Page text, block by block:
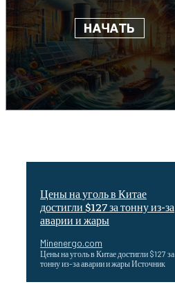
Цены на уголь в Китае
достигли $127 за тонну из-за
аварии и жары
Minenergo.com
Цены на уголь в Китае достигли $127 за
тонну из-за аварии и жары Источник